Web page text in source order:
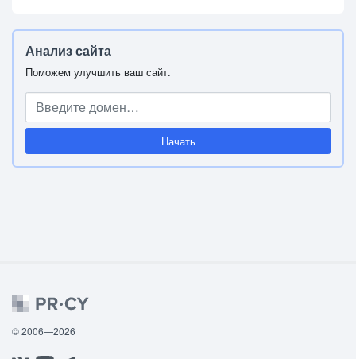
Анализ сайта
Поможем улучшить ваш сайт.
Начать
© 2006—2026